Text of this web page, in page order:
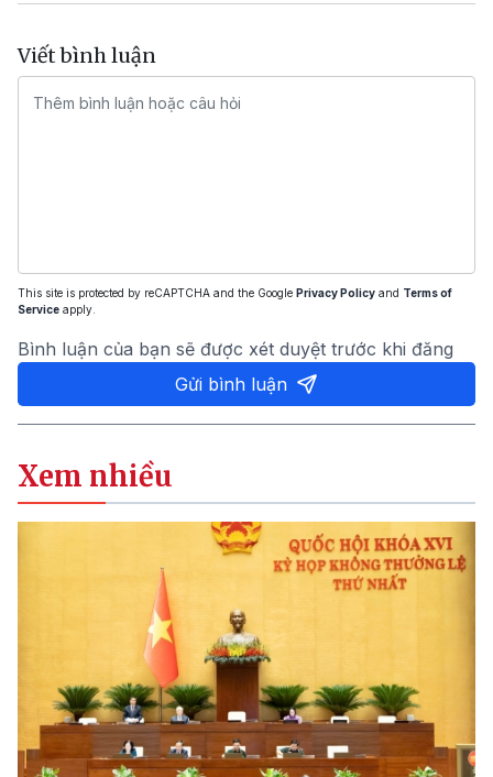
Viết bình luận
This site is protected by reCAPTCHA and the Google Privacy Policy and Terms of
Service apply.
Bình luận của bạn sẽ được xét duyệt trước khi đăng
Gửi bình luận
Xem nhiều